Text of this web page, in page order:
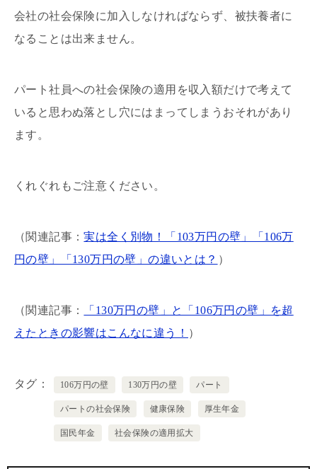
会社の社会保険に加入しなければならず、被扶養者に
なることは出来ません。
パート社員への社会保険の適用を収入額だけで考えて
いると思わぬ落とし穴にはまってしまうおそれがあり
ます。
くれぐれもご注意ください。
（関連記事：実は全く別物！「103万円の壁」「106万
円の壁」「130万円の壁」の違いとは？ ）
（関連記事：
「130万円の壁」と「106万円の壁」を超
えたときの影響はこんなに違う！ ）
タグ 106万円の壁 130万円の壁 パート
パートの社会保険 健康保険 厚生年金
国民年金 社会保険の適用拡大